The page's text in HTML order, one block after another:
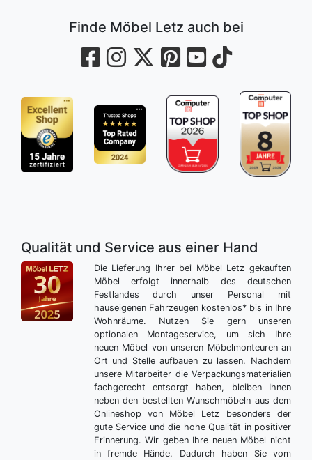
Finde Möbel Letz auch bei
Qualität und Service aus einer Hand
Die Lieferung Ihrer bei Möbel Letz gekauften
Möbel erfolgt innerhalb des deutschen
Festlandes durch unser Personal mit
hauseigenen Fahrzeugen kostenlos* bis in Ihre
Wohnräume. Nutzen Sie gern unseren
optionalen Montageservice, um sich Ihre
neuen Möbel von unseren Möbelmonteuren an
Ort und Stelle aufbauen zu lassen. Nachdem
unsere Mitarbeiter die Verpackungsmaterialien
fachgerecht entsorgt haben, bleiben Ihnen
neben den bestellten Wunschmöbeln aus dem
Onlineshop von Möbel Letz besonders der
gute Service und die hohe Qualität in positiver
Erinnerung. Wir geben Ihre neuen Möbel nicht
in fremde Hände. Dadurch haben Sie vom